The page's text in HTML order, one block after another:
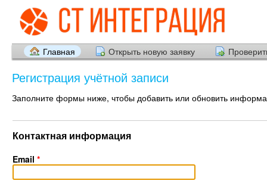
Главная Открыть новую заявку
Регистрация учётной записи
Заполните формы ниже, чтобы добавить или обновить
Контактная информация
Email *